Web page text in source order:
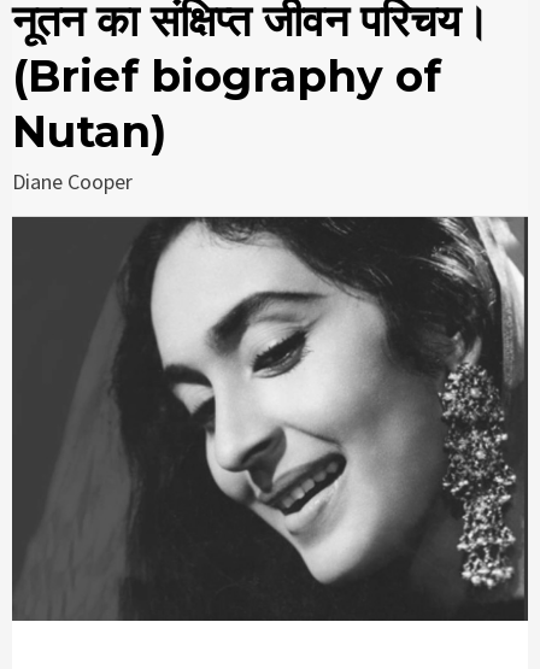
नूतन का संक्षिप्त जीवन परिचय।
(Brief biography of
Nutan)
Diane Cooper